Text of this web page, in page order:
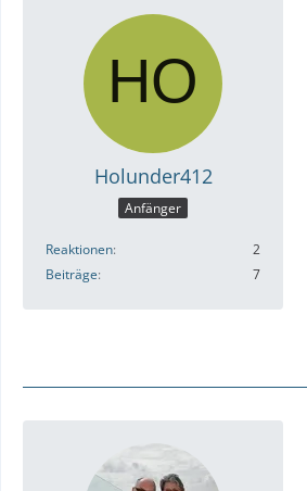
Holunder412
Anfänger
Reaktionen
2
Beiträge
7